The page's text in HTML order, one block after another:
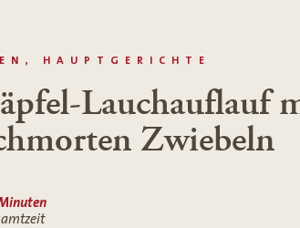
HAUPTGERICHTE
Lauchauflauf
Zwiebeln